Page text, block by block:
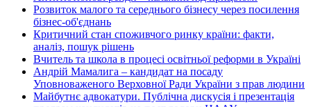
Розвиток малого та середнього бізнесу через посилення
бізнес-об'єднань
Критичний стан споживчого ринку країни: факти,
аналіз, пошук рішень
Вчитель та школа в процесі освітньої реформи в Україні
Андрій Мамалига – кандидат на посаду
Уповноваженого Верховної Ради України з прав людини
Майбутнє адвокатури. Публічна дискусія і презентація